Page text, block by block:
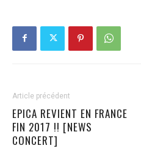
Article précédent
EPICA REVIENT EN FRANCE
FIN 2017 !! [NEWS
CONCERT]